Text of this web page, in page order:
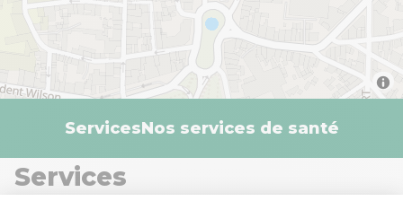
ServicesNos services de santé
Services